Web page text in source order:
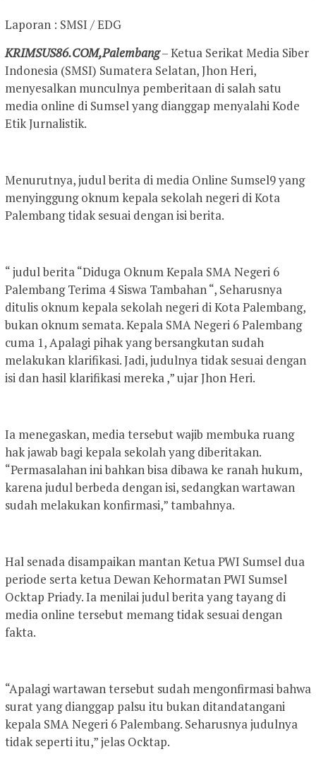
Laporan : SMSI / EDG
KRIMSUS86.COM,Palembang– Ketua Serikat Media Siber
Indonesia (SMSI) Sumatera Selatan, Jhon Heri,
menyesalkan munculnya pemberitaan di salah satu
media online di Sumsel yang dianggap menyalahi Kode
Etik Jurnalistik.
Menurutnya, judul berita di media Online Sumsel9 yang
menyinggung oknum kepala sekolah negeri di Kota
Palembang tidak sesuai dengan isi berita.
“ judul berita “Diduga Oknum Kepala SMA Negeri 6
Palembang Terima 4 Siswa Tambahan “, Seharusnya
ditulis oknum kepala sekolah negeri di Kota Palembang,
bukan oknum semata. Kepala SMA Negeri 6 Palembang
cuma 1, Apalagi pihak yang bersangkutan sudah
melakukan klarifikasi. Jadi, judulnya tidak sesuai dengan
isi dan hasil klarifikasi mereka ,” ujar Jhon Heri.
Ia menegaskan, media tersebut wajib membuka ruang
hak jawab bagi kepala sekolah yang diberitakan.
“Permasalahan ini bahkan bisa dibawa ke ranah hukum,
karena judul berbeda dengan isi, sedangkan wartawan
sudah melakukan konfirmasi,” tambahnya.
Hal senada disampaikan mantan Ketua PWI Sumsel dua
periode serta ketua Dewan Kehormatan PWI Sumsel
Ocktap Priady. Ia menilai judul berita yang tayang di
media online tersebut memang tidak sesuai dengan
fakta.
“Apalagi wartawan tersebut sudah mengonfirmasi bahwa
surat yang dianggap palsu itu bukan ditandatangani
kepala SMA Negeri 6 Palembang. Seharusnya judulnya
tidak seperti itu,” jelas Ocktap.